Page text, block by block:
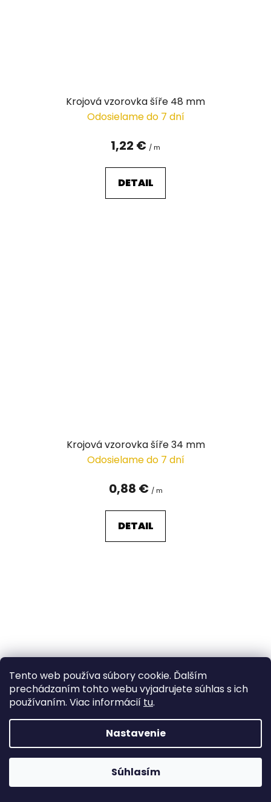
Tento web používa súbory cookie. Ďalším
prechádzaním tohto webu vyjadrujete súhlas s ich
používaním. Viac informácií tu.
Nastavenie
Súhlasím
Krojová vzorovka šíře 48 mm
Odosielame do 7 dní
1,22 € / m
DETAIL
Krojová vzorovka šíře 34 mm
Odosielame do 7 dní
0,88 € / m
DETAIL
Vzorovka šíře 9 mm